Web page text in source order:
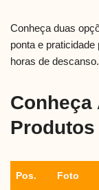
Conheça duas
ponta e
horas de descanso.
Conheça
Produtos
Pos. Foto